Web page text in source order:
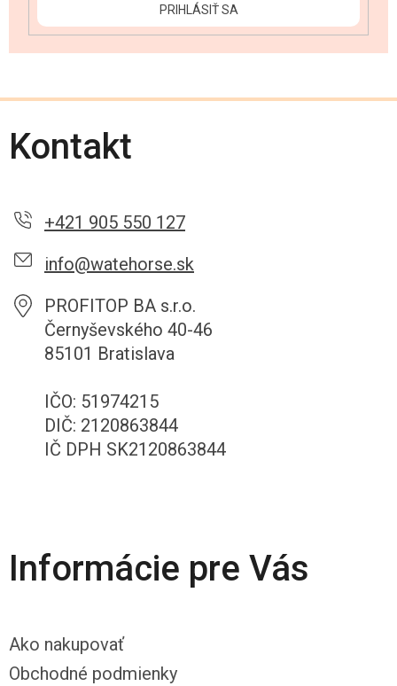
PRIHLÁSIŤ SA
Kontakt
+421 905 550 127
info@watehorse.sk
PROFITOP BA s.r.o.
Černyševského 40-46
85101 Bratislava
IČO: 51974215
DIČ: 2120863844
IČ DPH SK2120863844
Informácie pre Vás
Ako nakupovať
Obchodné podmienky